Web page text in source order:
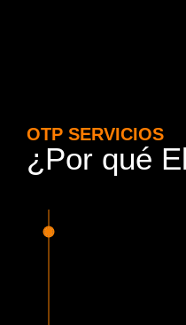
OTP SERVICIOS
¿Por qué